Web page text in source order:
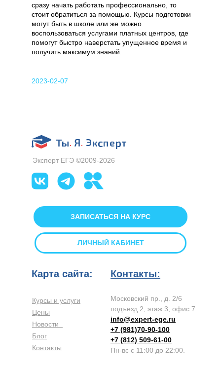
2023-02-07
сразу начать работать профессионально, то
стоит обратиться за помощью. Курсы подготовки
могут быть в школе или же можно
воспользоваться услугами платных центров, где
помогут быстро наверстать упущенное время и
получить максимум знаний.
Курсы и услуги
Цены
Новости
Блог
Контакты
Московский пр., д. 2/6
подъезд 2, этаж 3, офис 7
info@expert-ege.ru
+7 (981)70-90-100
+7 (812) 509-61-00
Пн-вс с 11:00 до 22:00.
Карта сайта: Контакты:
Эксперт ЕГЭ ©2009-2026
ЗАПИСАТЬСЯ НА КУРС
ЛИЧНЫЙ КАБИНЕТ